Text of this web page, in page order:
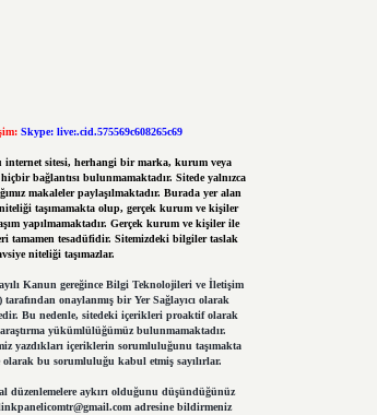
Skype: live:.cid.575569c608265c69
internet sitesi, herhangi bir marka, kurum veya
bağlantısı bulunmamaktadır. Sitede yalnızca
makaleler paylaşılmaktadır. Burada yer alan
taşımamakta olup, gerçek kurum ve kişiler
yapılmamaktadır. Gerçek kurum ve kişiler ile
tamamen tesadüfidir. Sitemizdeki bilgiler taslak
niteliği taşımazlar.
Kanun gereğince Bilgi Teknolojileri ve İletişim
onaylanmış bir Yer Sağlayıcı olarak
Bu nedenle, sitedeki içerikleri proaktif olarak
araştırma yükümlülüğümüz bulunmamaktadır.
yazdıkları içeriklerin sorumluluğunu taşımakta
olarak bu sorumluluğu kabul etmiş sayılırlar.
düzenlemelere aykırı olduğunu düşündüğünüz
adresine bildirmeniz